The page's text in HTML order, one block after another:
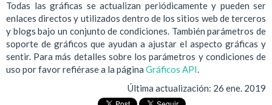
Todas las gráficas se actualizan periódicamente y pueden ser
enlaces directos y utilizados dentro de los sitios web de terceros
y blogs bajo un conjunto de condiciones. También parámetros de
soporte de gráficos que ayudan a ajustar el aspecto gráficas y
sentir. Para más detalles sobre los parámetros y condiciones de
uso por favor refiérase a la página Gráficos API.
Última actualización: 26 ene. 2019